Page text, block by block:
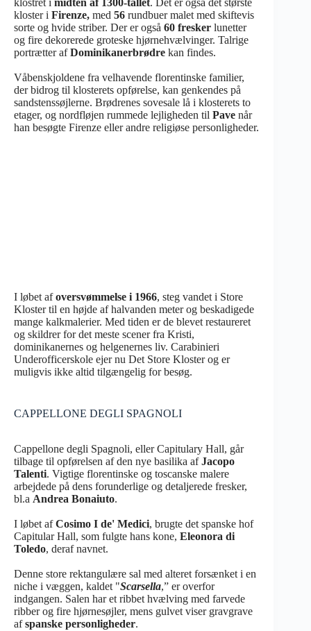
klostret i midten af 1300-tallet. Det er også det største
kloster i Firenze, med 56 rundbuer malet med skiftevis
sorte og hvide striber. Der er også 60 fresker lunetter
og fire dekorerede groteske hjørnehvælvinger. Talrige
portrætter afDominikanerbrødre kan findes.
Våbenskjoldene fra velhavende florentinske familier,
der bidrog til klosterets opførelse, kan genkendes på
sandstenssøjlerne. Brødrenes sovesale lå i klosterets to
etager, og nordfløjen rummede lejligheden til Pave når
han besøgte Firenze eller andre religiøse personligheder.
I løbet afoversvømmelse i 1966, steg vandet i Store
Kloster til en højde af halvanden meter og beskadigede
mange kalkmalerier. Med tiden er de blevet restaureret
og skildrer for det meste scener fra Kristi,
dominikanernes og helgenernes liv. Carabinieri
Underofficerskole ejer nu Det Store Kloster og er
muligvis ikke altid tilgængelig for besøg.
CAPPELLONE DEGLI SPAGNOLI
Cappellone degli Spagnoli, eller Capitulary Hall, går
tilbage til opførelsen af den nye basilika afJacopo
Talenti. Vigtige florentinske og toscanske malere
arbejdede på dens forunderlige og detaljerede fresker,
bl.a Andrea Bonaiuto.
I løbet afCosimo I de' Medici, brugte det spanske hof
Capitular Hall, som fulgte hans kone, Eleonora di
Toledo, deraf navnet.
Denne store rektangulære sal med alteret forsænket i en
niche i væggen, kaldet "Scarsella,” er overfor
indgangen. Salen har et ribbet hvælving med farvede
ribber og fire hjørnesøjler, mens gulvet viser gravgrave
afspanske personligheder.